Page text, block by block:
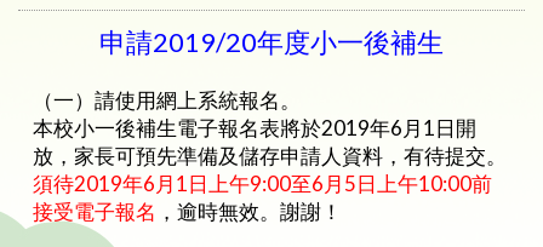
申請2019/20年度小一後補生
（一）請使用網上系統報名。
本校小一後補生電子報名表將於2019年6月1日開
放，家長可預先準備及儲存申請人資料，有待提交。
須待2019年6月1日上午9:00至6月5日上午10:00前
接受電子報名 ，逾時無效。謝謝！